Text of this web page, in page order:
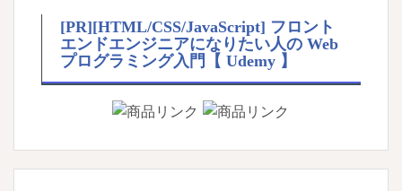
[PR][HTML/CSS/JavaScript] フロント
エンドエンジニアになりたい人の Web
プログラミング入門【 Udemy 】